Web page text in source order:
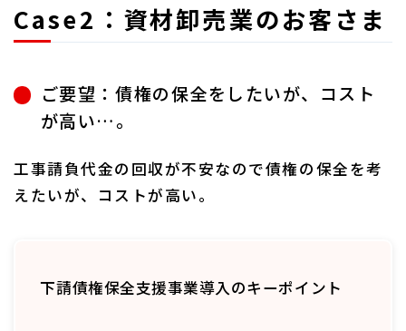
Case2：資材卸売業のお客さま
ご要望：債権の保全をしたいが、コスト
が高い…。
工事請負代金の回収が不安なので債権の保全を考
えたいが、コストが高い。
下請債権保全支援事業導入のキーポイント